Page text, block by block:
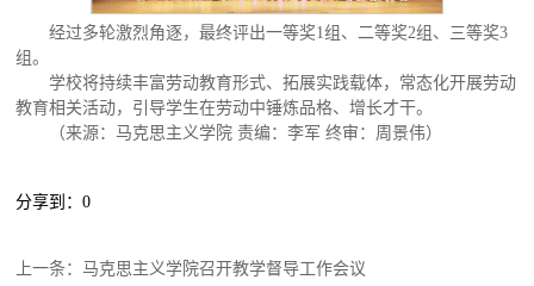
经过多轮激烈角逐，最终评出一等奖1组、二等奖2组、三等奖3
组。
学校将持续丰富劳动教育形式、拓展实践载体，常态化开展劳动
教育相关活动，引导学生在劳动中锤炼品格、增长才干。
（来源：马克思主义学院 责编：李军 终审：周景伟）
分享到：0
上一条：马克思主义学院召开教学督导工作会议